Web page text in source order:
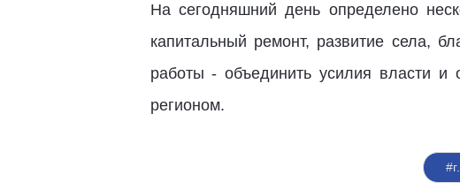
На сегодняшний день определено
капитальный ремонт, развитие села,
работы - объединить усилия власти
регионом.